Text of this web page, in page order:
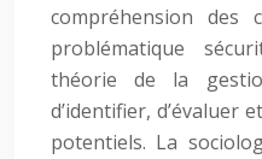
compréhension des
problématique
théorie de la
d’identifier, d’évaluer
potentiels. La